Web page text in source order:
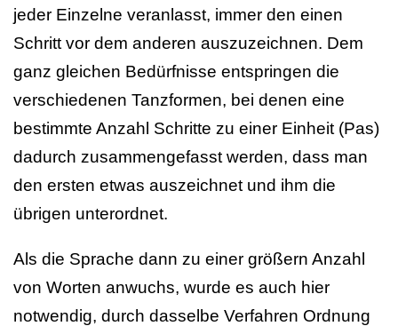
jeder Einzelne veranlasst, immer den einen
Schritt vor dem anderen auszuzeichnen. Dem
ganz gleichen Bedürfnisse entspringen die
verschiedenen Tanzformen, bei denen eine
bestimmte Anzahl Schritte zu einer Einheit (Pas)
dadurch zusammengefasst werden, dass man
den ersten etwas auszeichnet und ihm die
übrigen unterordnet.
Als die Sprache dann zu einer größern Anzahl
von Worten anwuchs, wurde es auch hier
notwendig, durch dasselbe Verfahren Ordnung